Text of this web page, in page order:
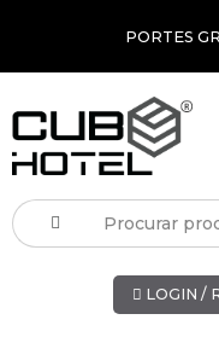
PORTES
LOGIN /